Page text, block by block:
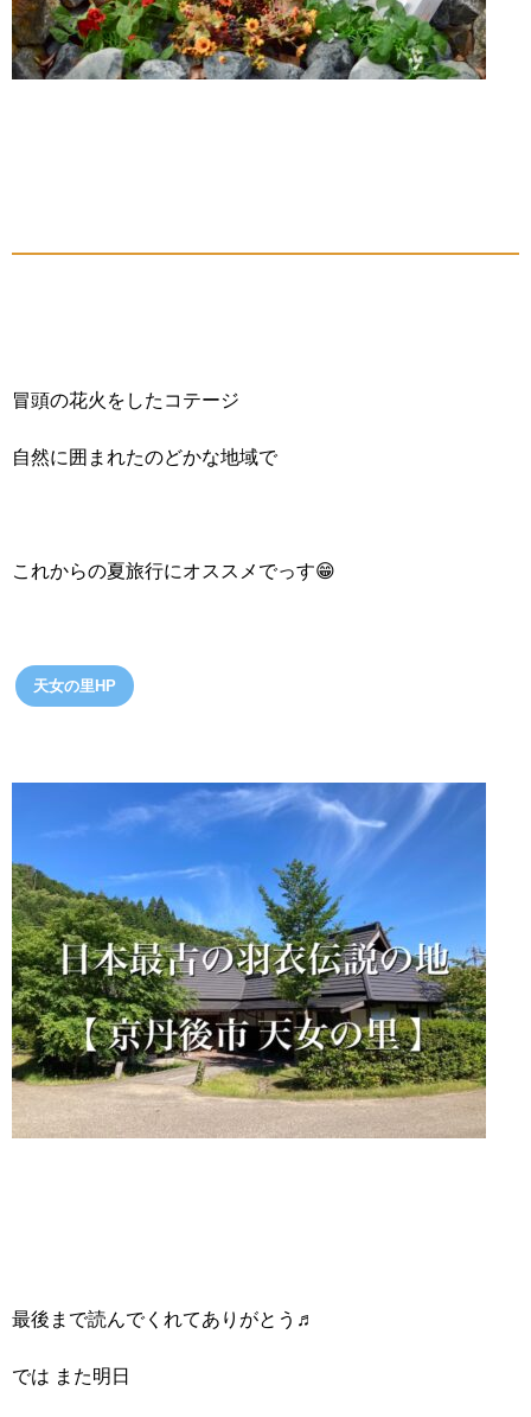
冒頭の花火をしたコテージ
自然に囲まれたのどかな地域で
これからの夏旅行にオススメでっす😁
天女の里HP
最後まで読んでくれてありがとう♬
では また明日